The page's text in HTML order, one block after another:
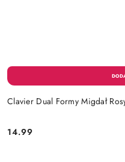
Clavier Dual Formy Migdał
Cena:
14.99